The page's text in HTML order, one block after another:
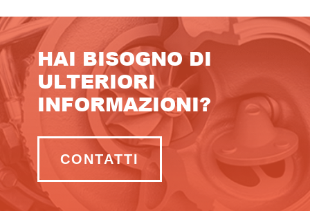
HAI BISOGNO DI
ULTERIORI
INFORMAZIONI?
CONTATTI